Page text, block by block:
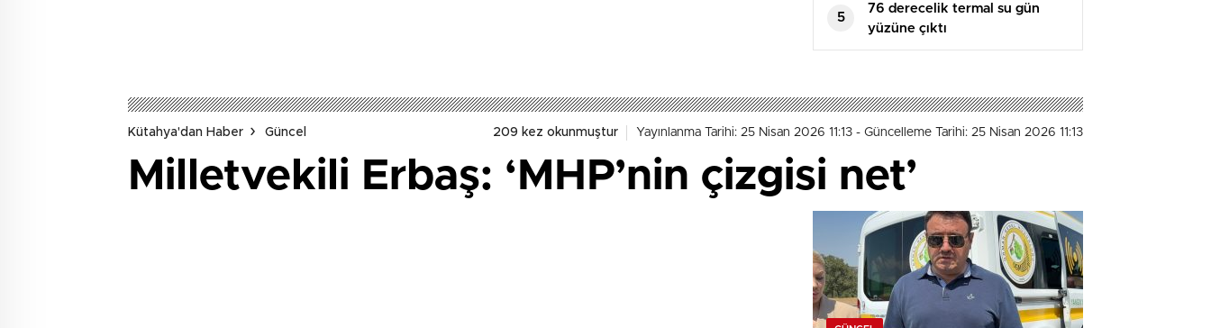
5
76 derecelik termal su gün
yüzüne çıktı
Kütahya'dan Haber Güncel 209 kez okunmuştur Yayınlanma Tarihi: 25 Nisan 2026 11:13 - Güncelleme Tarihi: 25 Nisan 2026 11:13
Milletvekili Erbaş: ‘MHP’nin çizgisi net’